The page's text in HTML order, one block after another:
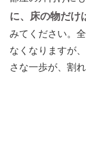
に、床の物だけ
みてください。
なくなりますが
さな一歩が、割